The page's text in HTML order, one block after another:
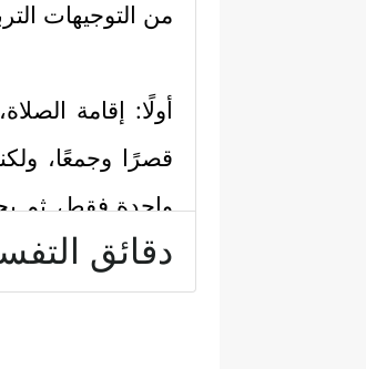
من التوجيهات
أولًا: إقامة
قصرًا وجمعًا،
واحدة فقط، ثم
الإمام
والصور الأخرى
دقائق